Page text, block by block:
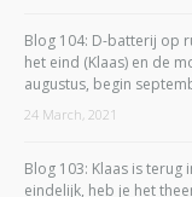
Blog 104: D-batterij op
het eind (Klaas) en de
augustus, begin
24 March, 2021
Blog 103: Klaas is terug
eindelijk, heb je het